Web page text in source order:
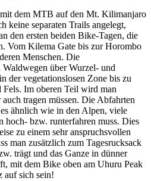
dem MTB auf den Mt. Kilimanjaro
keine separaten Trails angelegt,
den ersten beiden Bike-Tagen, die
Vom Kilema Gate bis zur Horombo
Menschen. Die
über Wurzel- und
der vegetationslosen Zone bis zu
Im oberen Teil wird man
tragen müssen. Die Abfahrten
ähnlich wie in den Alpen, viele
hoch- bzw. runterfahren muss. Dies
zu einem sehr anspruchsvollen
man zusätzlich zum Tagesrucksack
trägt und das Ganze in dünner
mit dem Bike oben am Uhuru Peak
auf sich sein!